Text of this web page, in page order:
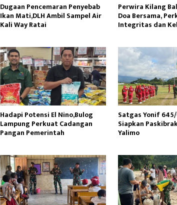
Dugaan Pencemaran Penyebab
Ikan Mati,DLH Ambil Sampel Air
Kali Way Ratai
Perwira Kilang
Doa Bersama,
Integritas dan
Hadapi Potensi El Nino,Bulog
Lampung Perkuat Cadangan
Pangan Pemerintah
Satgas Yonif
Siapkan
Yalimo